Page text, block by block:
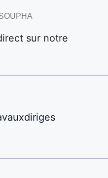
sur notre